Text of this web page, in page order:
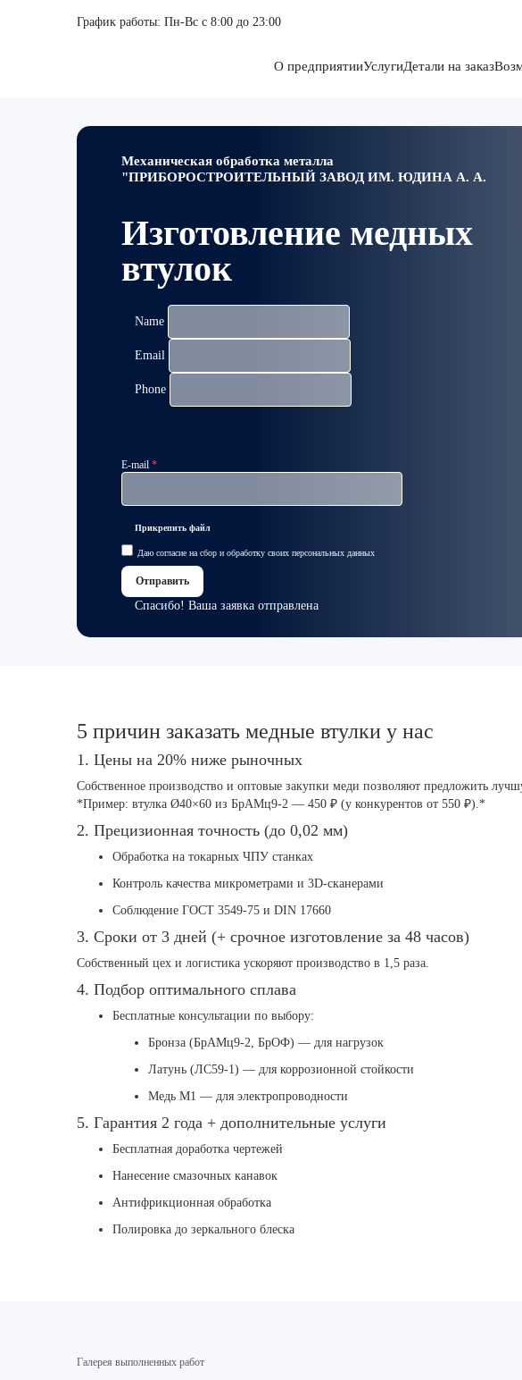
График работы: Пн-Вс с 8:00 до 23:00
О предприятииУслугиДетали на заказ
Механическая обработка металла
"ПРИБОРОСТРОИТЕЛЬНЫЙ ЗАВОД ИМ. ЮДИНА А. А.
Изготовление медных
втулок
Name
Email
Phone
E-mail
Прикрепить файл
Даю согласие на сбор и обработку своих персональных данных
Отправить
Спасибо! Ваша заявка отправлена
5 причин заказать медные втулки у нас
1. Цены на 20% ниже рыночных
Собственное производство и оптовые закупки меди позволяют предложить
*Пример: втулка Ø40×60 из БрАМц9-2 — 450 ₽ (у конкурентов от 550 ₽).*
2. Прецизионная точность (до 0,02 мм)
Обработка на токарных ЧПУ станках
Контроль качества микрометрами и 3D-сканерами
Соблюдение ГОСТ 3549-75 и DIN 17660
3. Сроки от 3 дней (+ срочное изготовление за 48 часов)
Собственный цех и логистика ускоряют производство в 1,5 раза.
4. Подбор оптимального сплава
Бесплатные консультации по выбору:
Бронза (БрАМц9-2, БрОФ) — для нагрузок
Латунь (ЛС59-1) — для коррозионной стойкости
Медь М1 — для электропроводности
5. Гарантия 2 года + дополнительные услуги
Бесплатная доработка чертежей
Нанесение смазочных канавок
Антифрикционная обработка
Полировка до зеркального блеска
Галерея выполненных работ